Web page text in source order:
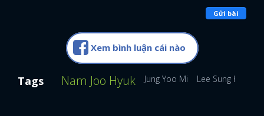
Gửi bài
Xem bình luận cái nào
Tags Nam Joo Hyuk Jung Yoo Mi Lee Sung Kyung